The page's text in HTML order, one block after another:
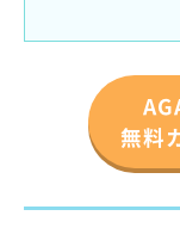
無料